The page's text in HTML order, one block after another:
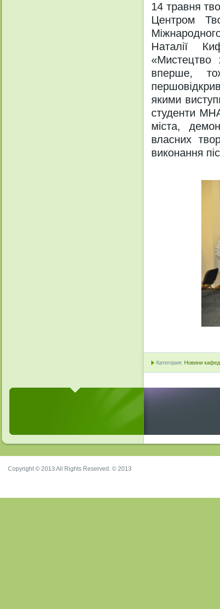
14 травня
Центром
Наталії
вперше,
якими
студенти
міста,
власних
виконання
Категория: Новини
Copyright © 2013 All Rights Reserved. © 2013